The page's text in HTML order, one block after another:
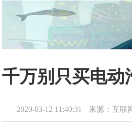
千万别只买电动
2020-03-12 11:40:31 来源：互联